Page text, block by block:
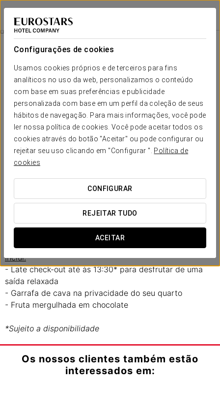
Configurações de cookies
Usamos cookies próprios e de terceiros para fins
analíticos no uso da web, personalizamos o conteúdo
com base em suas preferências e publicidade
personalizada com base em um perfil da coleção de seus
hábitos de navegação. Para mais informações, você pode
ler nossa política de cookies. Você pode aceitar todos os
cookies através do botão "Aceitar" ou pode configurar ou
rejeitar seu uso clicando em "Configurar ". Política de
cookies
CONFIGURAR
REJEITAR TUDO
ACEITAR
Ikonik Plaza Mercado
SALAMANCA
Experiência Romântica
15 €
Experiência Romântica
Detalhes para surpreender. Tudo pronto para que só
pense em aproveitar o amor.
No Ikonik Plaza Mercado, criámos uma experiência
romântica pensada para partilhar com o seu parceiro.
Inclui:
- Late check-out até às 13:30* para desfrutar de uma
saída relaxada
- Garrafa de cava na privacidade do seu quarto
- Fruta mergulhada em chocolate
*Sujeito a disponibilidade
Os nossos clientes também estão
interessados em: